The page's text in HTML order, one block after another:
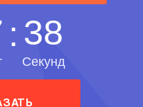
: 36
Секунд